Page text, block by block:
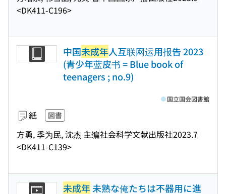
<DK411-C196>
中国未成年人互联网运用报告 2023
(青少年蓝皮书 = Blue book of
teenagers ; no.9)
紙 図書
方勇, 季为民, 沈杰 主编社会科学文献出版社2023.7
<DK411-C139>
国立国会図書館
未成年未熟な俺たちは不器用に進